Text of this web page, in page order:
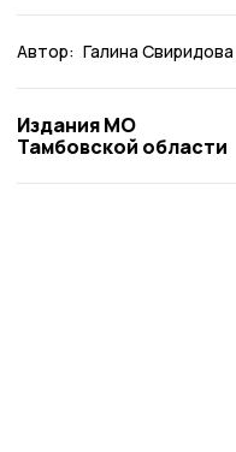
Автор: Галина Свиридова
Издания МО
Тамбовской области